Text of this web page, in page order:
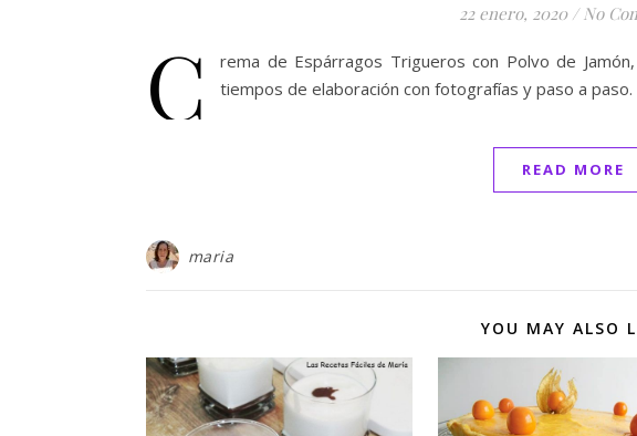
22 enero, 2020 / No
C
rema de Espárragos Trigueros con Polvo de
tiempos de elaboración con fotografías y paso a paso.
READ MORE
maria
YOU MAY ALSO